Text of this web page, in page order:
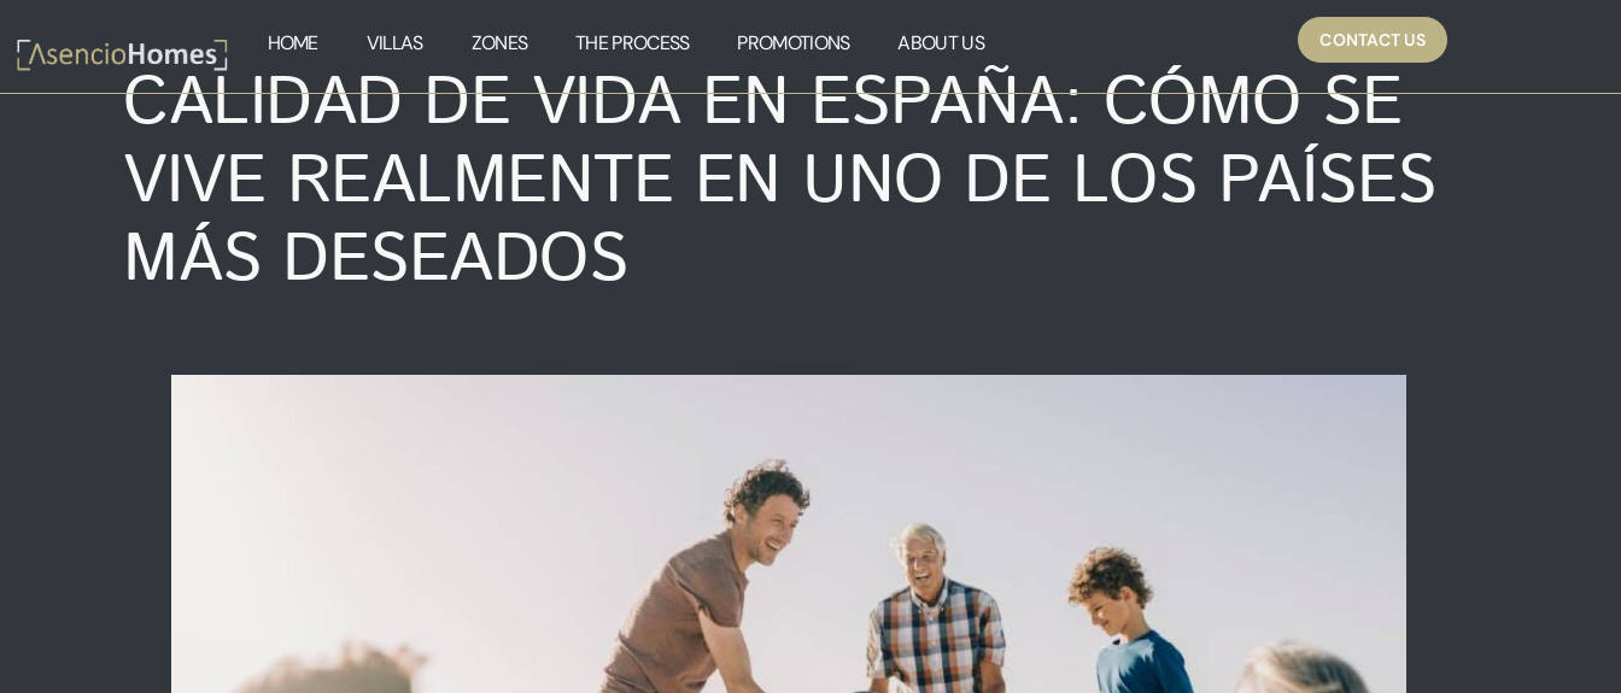
HOME VILLAS ZONES THE PROCESS PROMOTIONS ABOUT US CONTACT US
CALIDAD DE VIDA EN ESPAÑA: CÓMO SE
VIVE REALMENTE EN UNO DE LOS PAÍSES
MÁS DESEADOS